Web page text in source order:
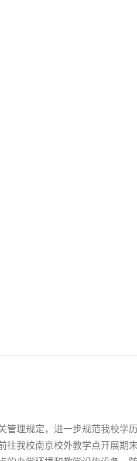
理规定，进一步规范我校学
我校南京校外教学点开展期